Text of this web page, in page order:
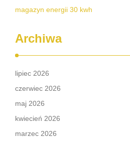
magazyn energii 30 kwh
Archiwa
lipiec 2026
czerwiec 2026
maj 2026
kwiecień 2026
marzec 2026